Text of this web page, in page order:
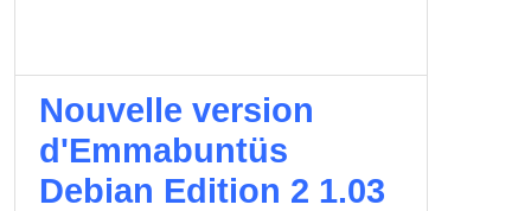
Nouvelle version
d'Emmabuntüs
Debian Edition 2 1.03